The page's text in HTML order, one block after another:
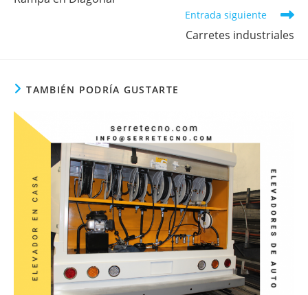
Entrada siguiente
Carretes industriales
TAMBIÉN PODRÍA GUSTARTE